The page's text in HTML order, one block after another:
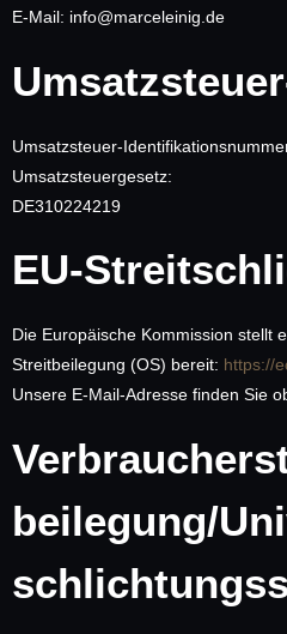
E-Mail: info@marceleinig.de
Umsatzsteuer-
Umsatzsteuergesetz:
DE310224219
EU-
Die Europäische Kommission stellt
Streitbeilegung (OS) bereit: https://
Unsere E-Mail-Adresse finden Sie
beilegung/